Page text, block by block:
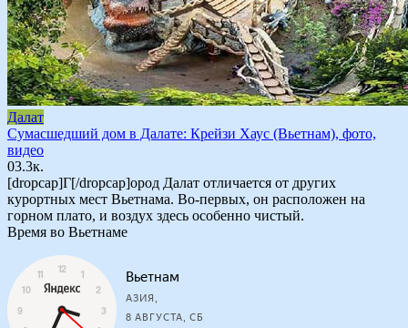
Далат
Сумасшедший дом в Далате: Крейзи Хаус (Вьетнам), фото,
видео
03.3к.
[dropcap]Г[/dropcap]ород Далат отличается от других
курортных мест Вьетнама. Во-первых, он расположен на
горном плато, и воздух здесь особенно чистый.
Время во Вьетнаме